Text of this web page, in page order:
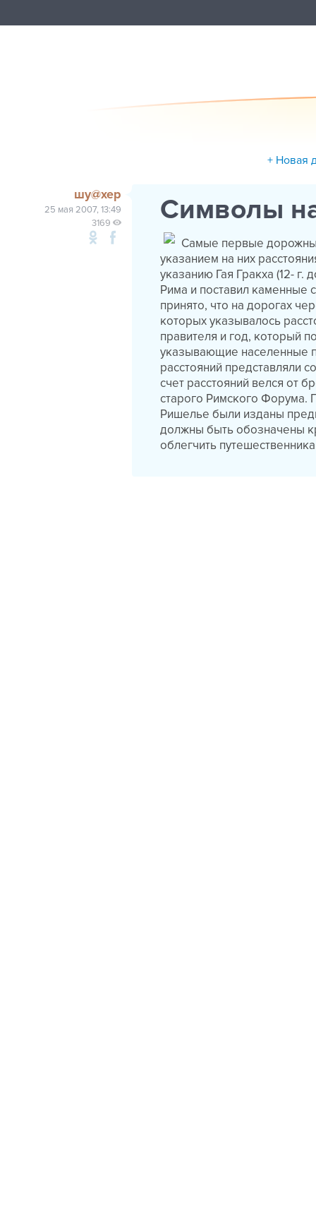
+ Новая
шу@хер
25 мая 2007, 13:49
3169
Символы
Самые первые
указанием на них
указанию Гая Гракха (12- г.
Рима и поставил каменные
принято, что на дорогах
которых указывалось
правителя и год, который
указывающие населенные
расстояний представляли
счет расстояний велся от
старого Римского Форума.
Ришелье были изданы
должны быть обозначены
облегчить